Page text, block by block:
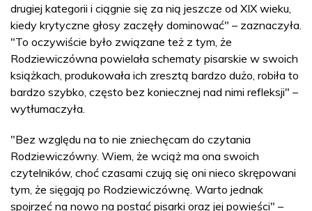
drugiej kategorii i ciągnie się za nią jeszcze od XIX wieku,
kiedy krytyczne głosy zaczęły dominować" – zaznaczyła.
"To oczywiście było związane też z tym, że
Rodziewiczówna powielała schematy pisarskie w swoich
książkach, produkowała ich zresztą bardzo dużo, robiła to
bardzo szybko, często bez koniecznej nad nimi refleksji" –
wytłumaczyła.
"Bez względu na to nie zniechęcam do czytania
Rodziewiczówny. Wiem, że wciąż ma ona swoich
czytelników, choć czasami czują się oni nieco skrępowani
tym, że sięgają po Rodziewiczównę. Warto jednak
spojrzeć na nowo na postać pisarki oraz jej powieści" –